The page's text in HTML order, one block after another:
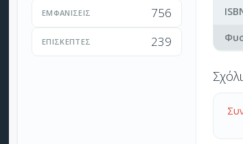
ΕΜΦΑΝΊΣΕΙΣ 756
ΕΠΙΣΚΈΠΤΕΣ 239